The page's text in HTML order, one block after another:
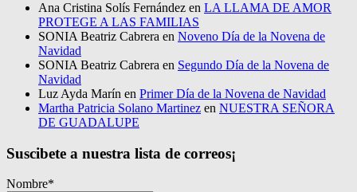
Ana Cristina Solís Fernández en LA LLAMA DE AMOR
PROTEGE A LAS FAMILIAS
SONIA Beatriz Cabrera en Noveno Día de la Novena de
Navidad
SONIA Beatriz Cabrera en Segundo Día de la Novena de
Navidad
Luz Ayda Marín en Primer Día de la Novena de Navidad
Martha Patricia Solano Martinez en NUESTRA SEÑORA
DE GUADALUPE
Suscibete a nuestra lista de correos¡
Nombre*